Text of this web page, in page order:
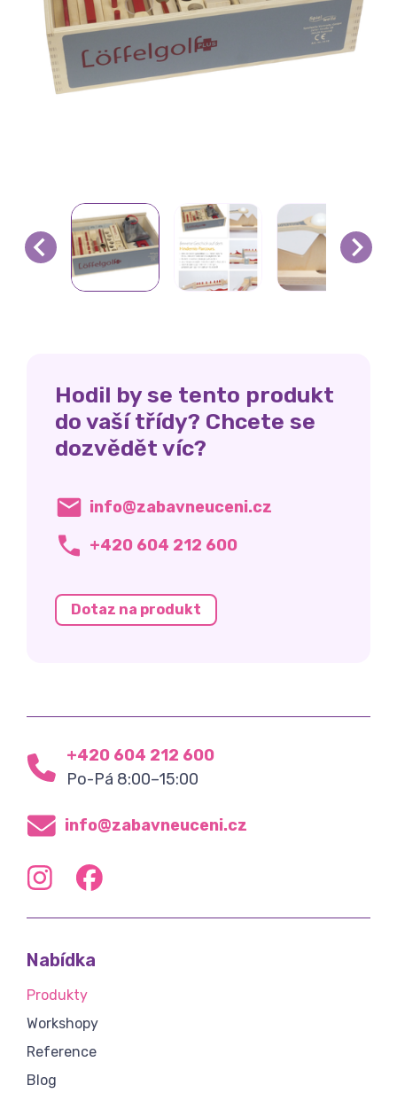
Hodil by se tento produkt
do vaší třídy? Chcete se
dozvědět víc?
info@zabavneuceni.cz
+420 604 212 600
Dotaz na produkt
+420 604 212 600
Po-Pá 8:00–15:00
info@zabavneuceni.cz
Nabídka
Produkty
Workshopy
Reference
Blog